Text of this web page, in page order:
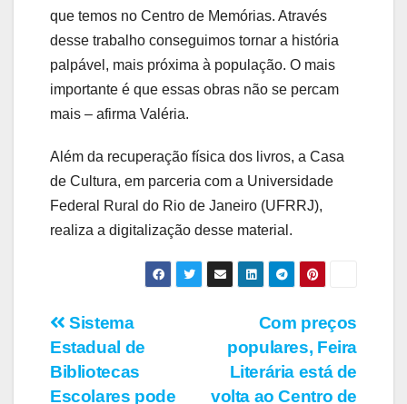
que temos no Centro de Memórias. Através
desse trabalho conseguimos tornar a história
palpável, mais próxima à população. O mais
importante é que essas obras não se percam
mais – afirma Valéria.
Além da recuperação física dos livros, a Casa
de Cultura, em parceria com a Universidade
Federal Rural do Rio de Janeiro (UFRRJ),
realiza a digitalização desse material.
Navegação
de
Com preços
populares, Feira
Literária está de
volta ao Centro de
Sistema
Estadual de
Bibliotecas
Escolares pode